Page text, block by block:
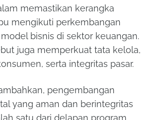
memastikan kerangka
mengikuti perkembangan
bisnis di sektor keuangan.
juga memperkuat tata kelola,
serta integritas pasar.
pengembangan
yang aman dan berintegritas
satu dari delapan program